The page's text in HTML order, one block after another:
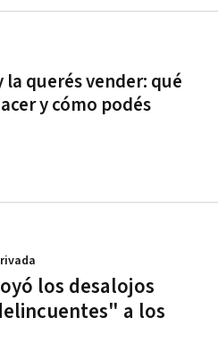
la querés vender: qué
y cómo podés
los desalojos
a los